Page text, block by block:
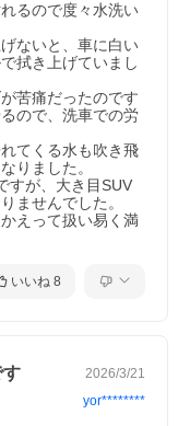
るので度々水洗い
ないと、車に白い
拭き上げていまし
苦痛だったのです
ので、洗車での労
てくる水も吹き飛
りました。
すが、大き目SUV
ませんでした。
えって扱い易く満
いいね 8
す 2026/3/21
yor********